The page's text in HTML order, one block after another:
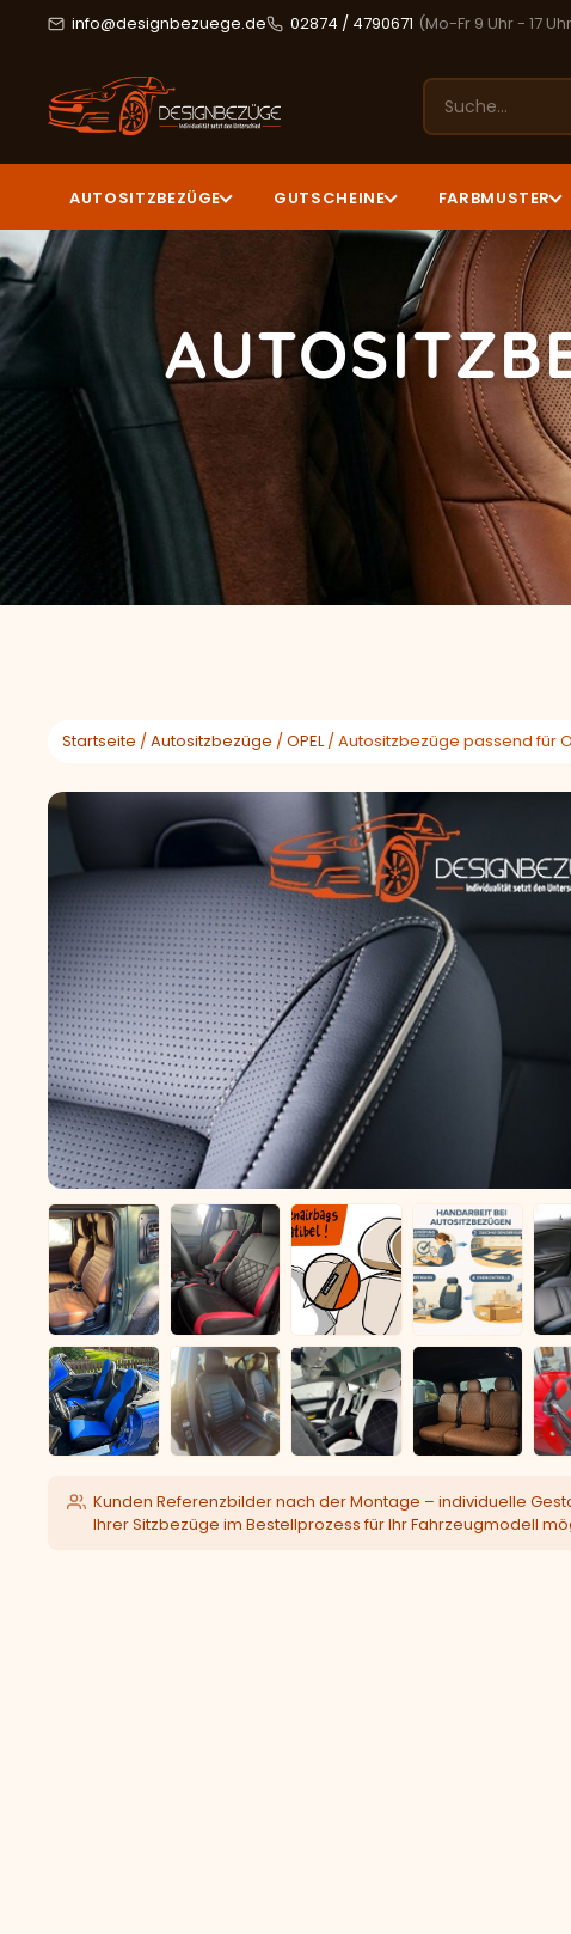
info@designbezuege.de 02874 / 4790671 (Mo-Fr 9 Uhr - 17
AUTOSITZBEZÜGE GUTSCHEINE FARBMUSTER
Startseite /Autositzbezüge /OPEL/ Autositzbezüge passend für
Kunden Referenzbilder nach der Montage – individuelle
Ihrer Sitzbezüge im Bestellprozess für Ihr Fahrzeugmodell